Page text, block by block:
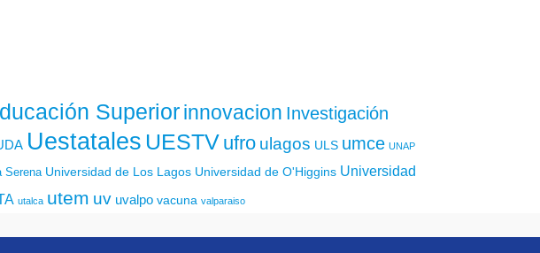
Superiorinnovacion Investigación
Uestatales UESTV ufro ulagos ULS umce UNAP
Serena Universidad de Los Lagos Universidad de O'Higgins Universidad
utalca utem uv uvalpo vacuna valparaiso